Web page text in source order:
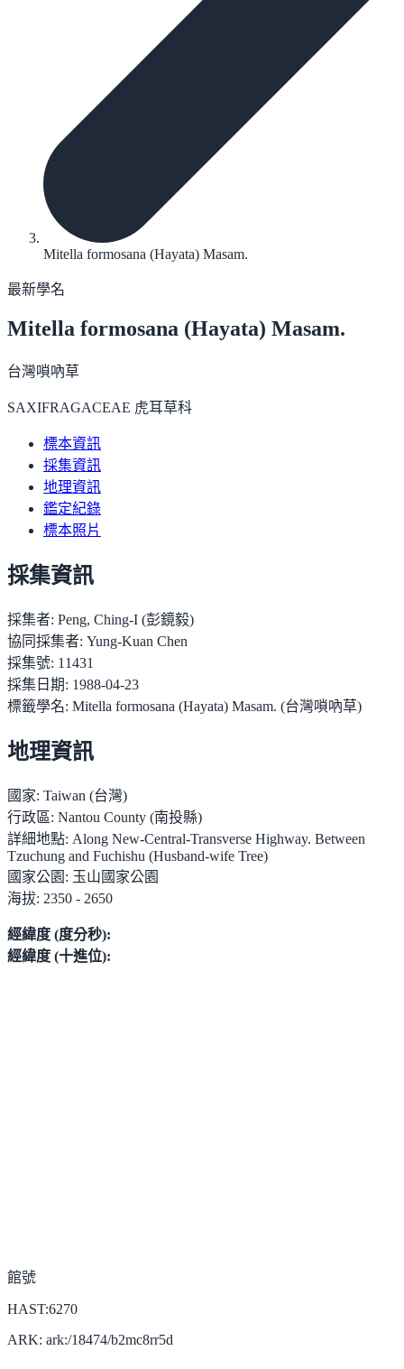
Mitella formosana (Hayata) Masam.
最新學名
Mitella formosana (Hayata) Masam.
台灣嗩吶草
SAXIFRAGACEAE 虎耳草科
標本資訊
採集資訊
地理資訊
鑑定紀錄
標本照片
採集資訊
採集者: Peng, Ching-I (彭鏡毅)
協同採集者: Yung-Kuan Chen
採集號: 11431
採集日期: 1988-04-23
標籤學名: Mitella formosana (Hayata) Masam. (台灣嗩吶草)
地理資訊
國家: Taiwan (台灣)
行政區: Nantou County (南投縣)
詳細地點: Along New-Central-Transverse Highway. Between
Tzuchung and Fuchishu (Husband-wife Tree)
國家公園: 玉山國家公園
海拔: 2350 - 2650
經緯度 (度分秒):
經緯度 (十進位):
館號
HAST:6270
ARK: ark:/18474/b2mc8rr5d